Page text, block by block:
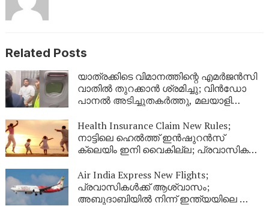
Related Posts
യാത്രക്കിടെ വിമാനത്തിന്റെ എമർജൻസി
വാതിൽ തുറക്കാൻ ശ്രമിച്ചു; വിൻഡോ
പാനൽ അടിച്ചുതകർത്തു, മലയാളി
Health Insurance Claim New Rules;
നാട്ടിലെ ഹെൽത്ത് ഇൻഷുറൻസ്
ക്ലെയിം ഇനി വൈകില്ല; പ്രവാസികൾ
നിയമങ്ങൾ!
Air India Express New Flights;
പ്രവാസികൾക്ക് ആശ്വാസം;
അബുദാബിയിൽ നിന്ന് ഇന്ത്യയിലെ ഈ